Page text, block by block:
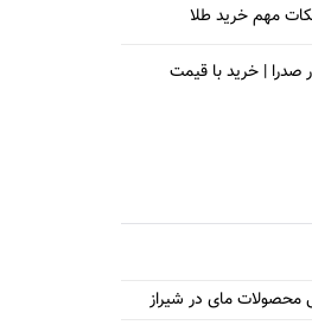
مهم خرید طلا
صدرا | خرید با قیمت
محصولات مای در شیراز